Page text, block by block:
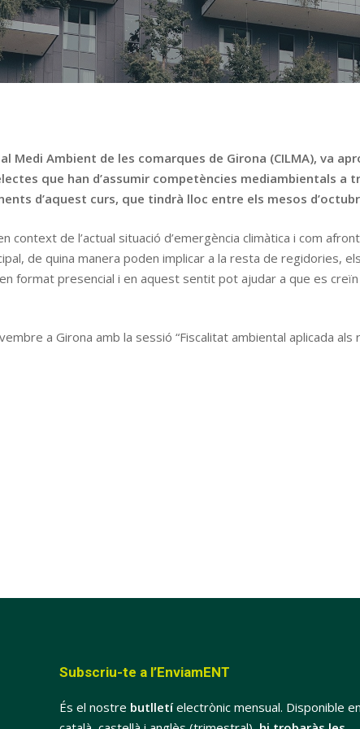
Medi Ambient de les comarques de Girona (CILMA), va
que han d’assumir competències mediambientals a
d’aquest curs, que tindrà lloc entre els mesos
context de l’actual situació d’emergència climàtica i com
de quina manera poden implicar a la resta de regidories,
format presencial i en aquest sentit pot ajudar a que es
a Girona amb la sessió “Fiscalitat ambiental aplicada
Subscriu-te a l’EnviamENT
És el nostre butlletí electrònic mensual. Disponible en